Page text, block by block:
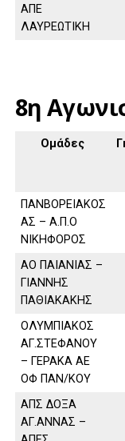
ΑΠΕ
ΛΑΥΡΕΩΤΙΚΗ
8η
Ομάδες
ΠΑΝΒΟΡΕΙΑΚΟΣ
ΑΣ – Α.Π.Ο
ΝΙΚΗΦΟΡΟΣ
ΑΟ ΠΑΙΑΝΙΑΣ –
ΓΙΑΝΝΗΣ
ΠΑΘΙΑΚΑΚΗΣ
ΟΛΥΜΠΙΑΚΟΣ
ΑΓ.ΣΤΕΦΑΝΟΥ
– ΓΕΡΑΚΑ ΑΕ
ΟΦ ΠΑΝ/ΚΟΥ
ΑΠΣ ΔΟΞΑ
ΑΓ.ΑΝΝΑΣ –